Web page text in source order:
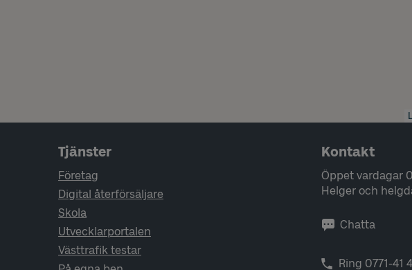
Tjänster
Företag
Digital återförsäljare
Skola
Utvecklarportalen
Västtrafik testar
Kontakt
Öppet vardagar
Helger och
Chatta
Ring 0771-41